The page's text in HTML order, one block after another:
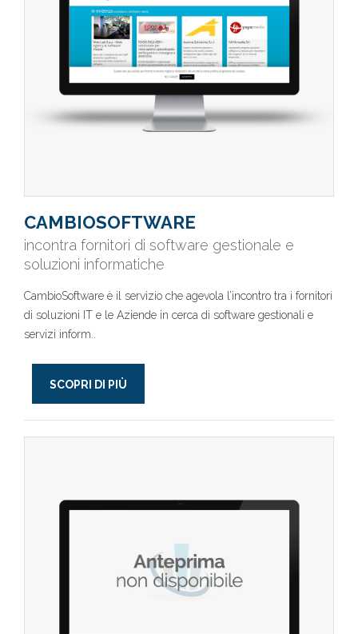
CAMBIOSOFTWARE
incontra fornitori di software gestionale e
soluzioni informatiche
CambioSoftware è il servizio che agevola l’incontro tra i fornitori
di soluzioni IT e le Aziende in cerca di software gestionali e
servizi inform..
SCOPRI DI PIÙ